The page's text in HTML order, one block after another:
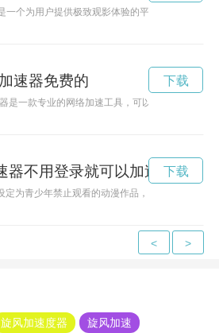
一个为用户提供极致观影体验的平台，不仅有最
速器免费的
是一款专业的网络加速工具，可以解决网络延迟
下载
器不用登录就可以加速
定为青少年禁止观看的动漫作品，但是有时候我
下载
< >
旋风加速度器 旋风加速